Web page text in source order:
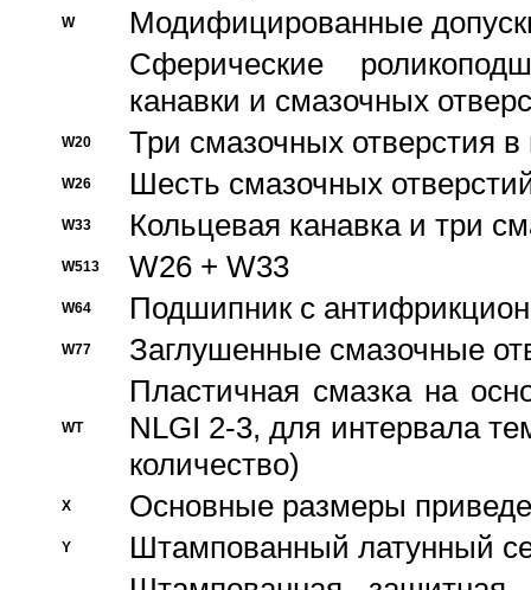
W
Модифицированные
Сферические
канавки и смазочных
W20 Три смазочных отверстия
W26 Шесть смазочных
W33 Кольцевая канавка и три
W513 W26 + W33
W64 Подшипник с
W77 Заглушенные смазочные
WT
Пластичная смазка на
NLGI 2-3, для интервала
количество)
X Основные размеры
Y Штампованный латунный